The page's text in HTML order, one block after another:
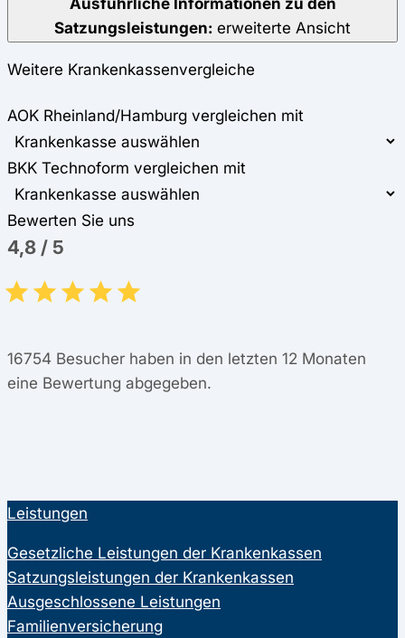
Satzungsleistungen: erweiterte Ansicht
Weitere Krankenkassenvergleiche
AOK Rheinland/Hamburg vergleichen mit
BKK Technoform vergleichen mit
Bewerten Sie uns
4,8 / 5
16754 Besucher haben in den letzten 12 Monaten
eine Bewertung abgegeben.
Leistungen
Gesetzliche Leistungen der Krankenkassen
Satzungsleistungen der Krankenkassen
Ausgeschlossene Leistungen
Familienversicherung